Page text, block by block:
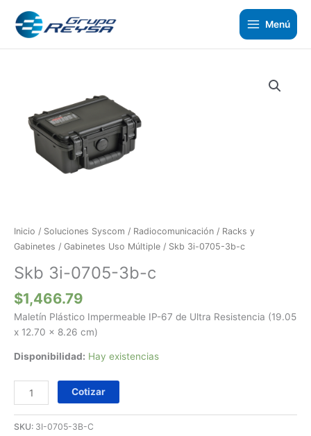
contenido
Menú
Inicio / Soluciones Syscom / Radiocomunicación / Racks y
Gabinetes / Gabinetes Uso Múltiple / Skb 3i-0705-3b-c
Skb 3i-0705-3b-c
$1,466.79
Maletín Plástico Impermeable IP-67 de Ultra Resistencia (19.05
x 12.70 x 8.26 cm)
Disponibilidad: Hay existencias
3b-
cantidad
Cotizar
SKU: 3I-0705-3B-C